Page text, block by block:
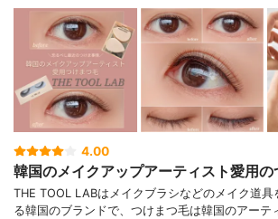
4.00
韓国のメイクアップアーティスト愛用の
THE TOOL LABはメイクブラシなどのメイク道
る韓国のブランドで、つけまつ毛は韓国のアーテ